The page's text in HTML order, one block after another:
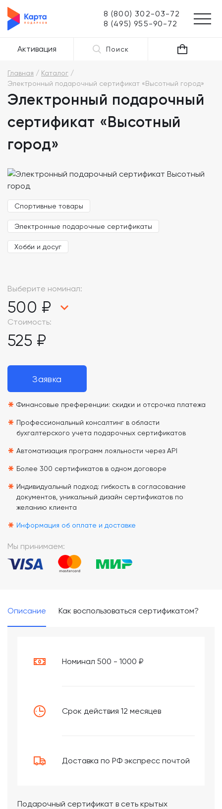
8 (800) 302-03-72
8 (495) 955-90-72
Активация Поиск
Главная
Каталог
Электронный подарочный сертификат «Высотный город»
Электронный подарочный
сертификат «Высотный
город»
Спортивные товары
Электронные подарочные сертификаты
Хобби и досуг
Выберите номинал:
500 ₽
Стоимость:
525 ₽
Заявка
* Финансовые преференции: скидки и отсрочка платежа
* Профессиональный консалтинг в области
бухгалтерского учета подарочных сертификатов
* Автоматизация программ лояльности через API
* Более 300 сертификатов в одном договоре
* Индивидуальный подход: гибкость в согласование
документов, уникальный дизайн сертификатов по
желанию клиента
* Информация об оплате и доставке
Мы принимаем:
Описание Как воспользоваться сертификатом?
Номинал 500 - 1000 ₽
Срок действия 12 месяцев
Доставка по РФ экспресс почтой
Подарочный сертификат в сеть крытых